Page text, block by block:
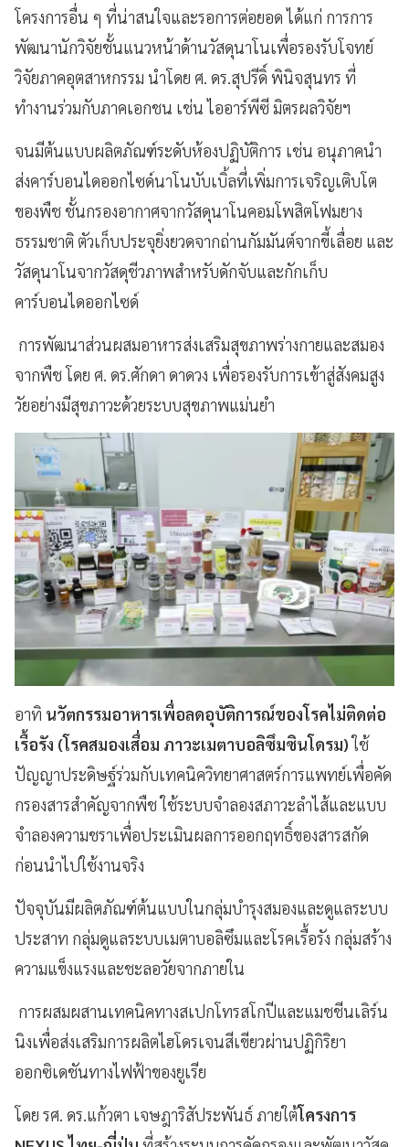
โครงการอื่น ๆ ที่น่าสนใจและรอการต่อยอด ได้แก่ การการ
พัฒนานักวิจัยชั้นแนวหน้าด้านวัสดุนาโนเพื่อรองรับโจทย์
วิจัยภาคอุตสาหกรรม นำโดย ศ. ดร.สุปรีดิ์ พินิจสุนทร ที่
ทำงานร่วมกับภาคเอกชน เช่น ไออาร์พีซี มิตรผลวิจัยฯ
จนมีต้นแบบผลิตภัณฑ์ระดับห้องปฏิบัติการ เช่น อนุภาคนำ
ส่งคาร์บอนไดออกไซด์นาโนบับเบิ้ลที่เพิ่มการเจริญเติบโต
ของพืช ชั้นกรองอากาศจากวัสดุนาโนคอมโพสิตโฟมยาง
ธรรมชาติ ตัวเก็บประจุยิ่งยวดจากถ่านกัมมันต์จากขี้เลื่อย และ
วัสดุนาโนจากวัสดุชีวภาพสำหรับดักจับและกักเก็บ
คาร์บอนไดออกไซด์
การพัฒนาส่วนผสมอาหารส่งเสริมสุขภาพร่างกายและสมอง
จากพืช โดย ศ. ดร.ศักดา ดาดวง เพื่อรองรับการเข้าสู่สังคมสูง
วัยอย่างมีสุขภาวะด้วยระบบสุขภาพแม่นยำ
อาทิ นวัตกรรมอาหารเพื่อลดอุบัติการณ์ของโรคไม่ติดต่อ
เรื้อรัง (โรคสมองเสื่อม ภาวะเมตาบอลิซึมซินโดรม)ใช้
ปัญญาประดิษฐ์ร่วมกับเทคนิควิทยาศาสตร์การแพทย์เพื่อคัด
กรองสารสำคัญจากพืช ใช้ระบบจำลองสภาวะลำไส้และแบบ
จำลองความชราเพื่อประเมินผลการออกฤทธิ์ของสารสกัด
ก่อนนำไปใช้งานจริง
ปัจจุบันมีผลิตภัณฑ์ต้นแบบในกลุ่มบำรุงสมองและดูแลระบบ
ประสาท กลุ่มดูแลระบบเมตาบอลิซึมและโรคเรื้อรัง กลุ่มสร้าง
ความแข็งแรงและชะลอวัยจากภายใน
การผสมผสานเทคนิคทางสเปกโทรสโกปีและแมชชีนเลิร์น
นิงเพื่อส่งเสริมการผลิตไฮโดรเจนสีเขียวผ่านปฏิกิริยา
ออกซิเดชันทางไฟฟ้าของยูเรีย
โดย รศ. ดร.แก้วตา เจษฎาริสัประพันธ์ ภายใต้โครงการ